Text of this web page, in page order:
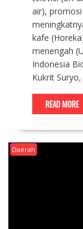
air),
kafe
menengah
Indonesia
Kukrit
READ MORE
Daerah